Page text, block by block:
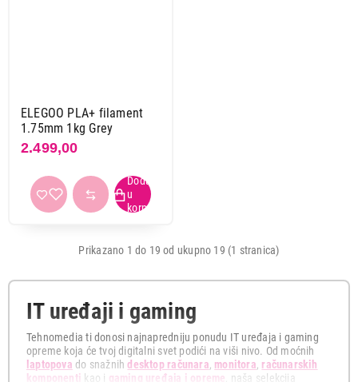
ELEGOO PLA+ filament
1.75mm 1kg Grey
2.499,00
Prikazano 1 do 19 od ukupno 19 (1 stranica)
IT uređaji i gaming
Tehnomedia ti donosi najnapredniju ponudu IT uređaja i gaming
opreme koja će tvoj digitalni svet podići na viši nivo. Od moćnih
laptopova do snažnihdesktop računara, monitora, računarskih
komponenti kao i gaming uređaja i opreme , naša selekcija